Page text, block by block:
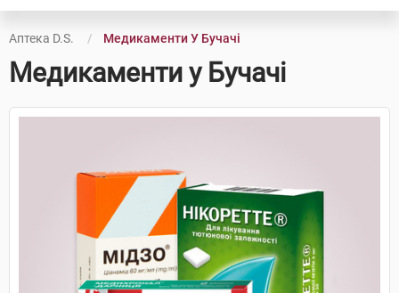
Аптека D.S. Медикаменти У Бучачі
Медикаменти у Бучачі